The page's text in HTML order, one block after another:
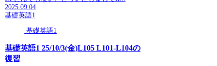
2025.09.04
基礎英語1
基礎英語1
基礎英語1 25/10/3(金)L105 L101-L104の
復習